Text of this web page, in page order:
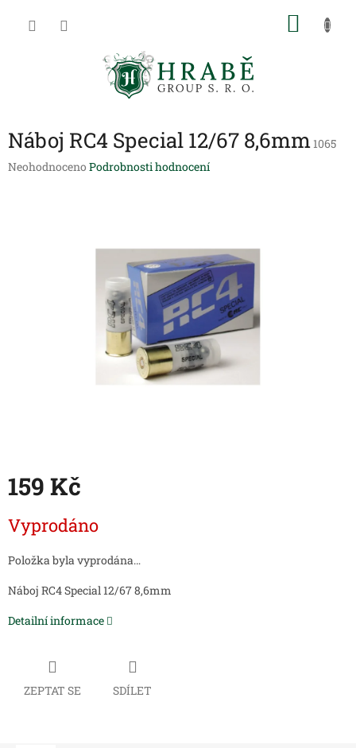
Náboj RC4 Special 12/67 8,6mm 1065
Průměrné
Neohodnoceno Podrobnosti hodnocení
159 Kč
cena:
Vyprodáno
Položka byla vyprodána…
Náboj RC4 Special 12/67 8,6mm
Detailní informace
ZEPTAT SE SDÍLET